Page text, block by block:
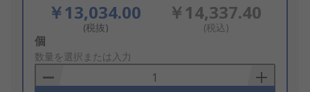
￥13,034.00
(税抜)
￥14,337.40
(税込)
Add
to
Basket
個
数量を選択または入力